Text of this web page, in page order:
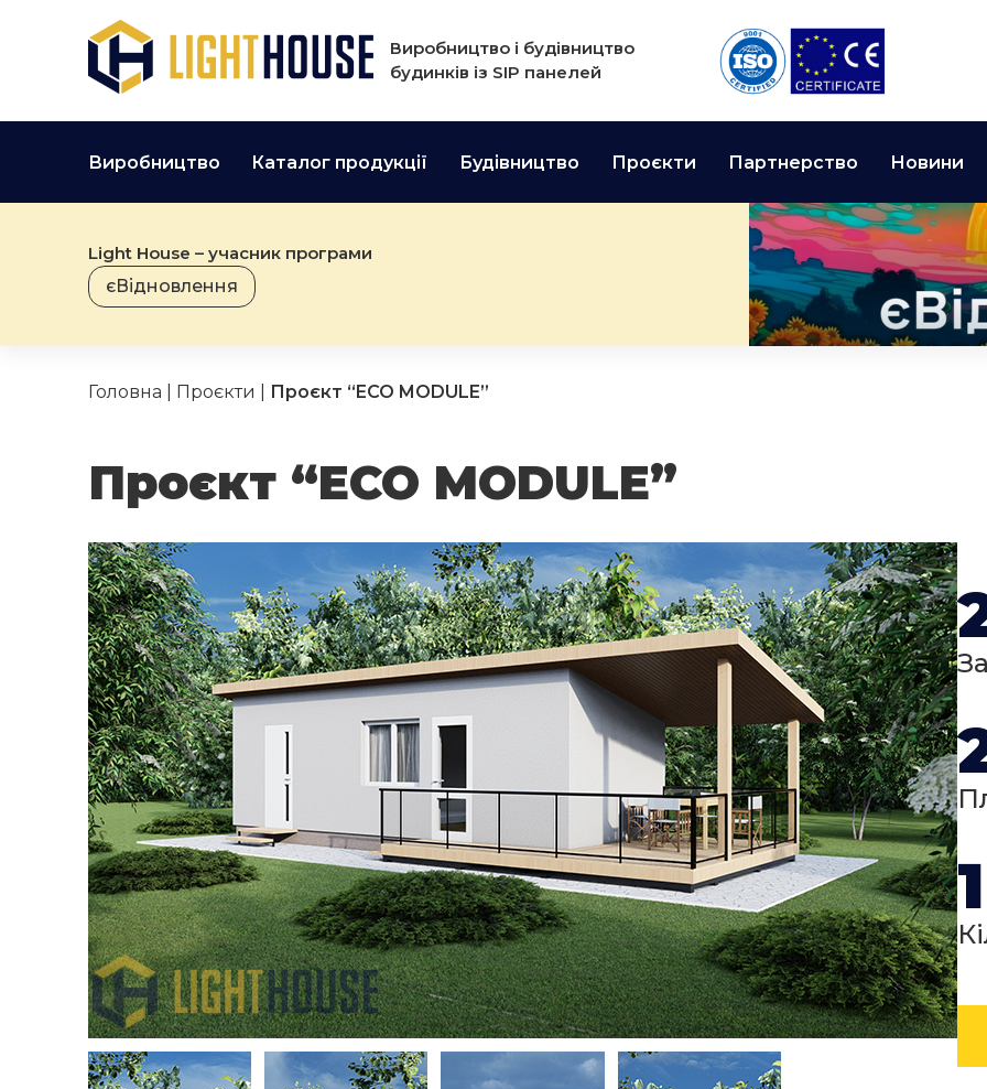
Виробництво і будівництво
будинків із SIP панелей
Виробництво Каталог продукції Будівництво Проєкти Партнерство Новини
Light House – учасник програми
єВідновлення
Головна Проєкти Проєкт “ECO MODULE”
Проєкт “ECO MODULE”
1